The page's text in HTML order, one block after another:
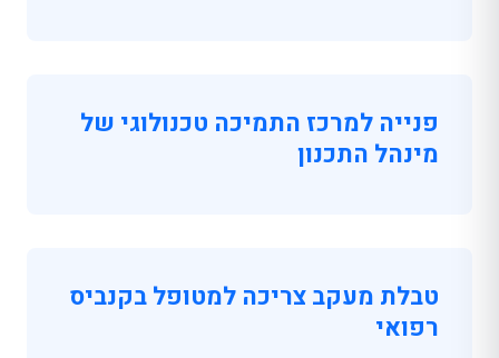
פנייה למרכז התמיכה טכנולוגי של
מינהל התכנון
טבלת מעקב צריכה למטופל בקנביס
רפואי